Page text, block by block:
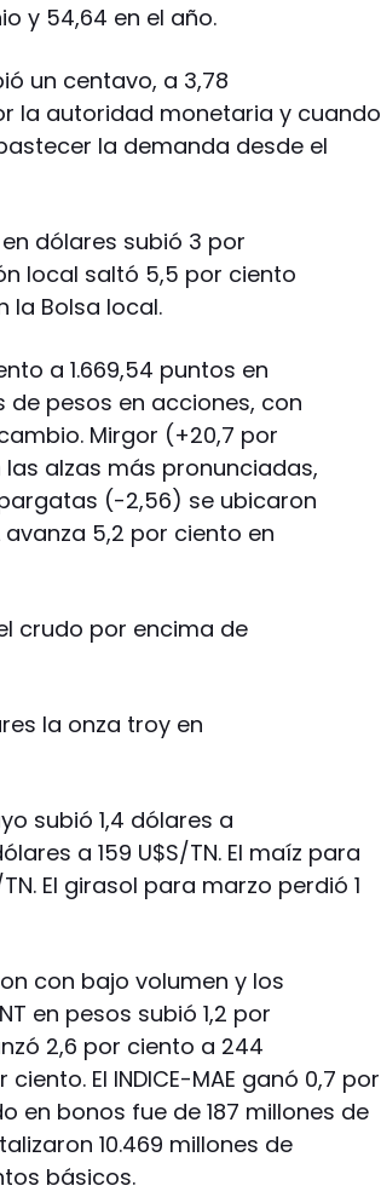
y 54,64 en el año.
un centavo, a 3,78
la autoridad monetaria y cuando
la demanda desde el
en dólares subió 3 por
local saltó 5,5 por ciento
la Bolsa local.
a 1.669,54 puntos en
de pesos en acciones, con
Mirgor (+20,7 por
alzas más pronunciadas,
(-2,56) se ubicaron
avanza 5,2 por ciento en
el crudo por encima de
la onza troy en
subió 1,4 dólares a
a 159 U$S/TN. El maíz para
El girasol para marzo perdió 1
con bajo volumen y los
en pesos subió 1,2 por
2,6 por ciento a 244
ciento. El INDICE-MAE ganó 0,7 por
en bonos fue de 187 millones de
10.469 millones de
básicos.